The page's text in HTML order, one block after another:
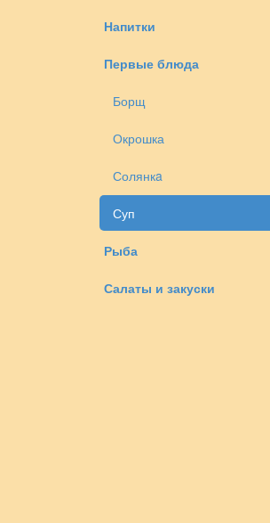
Напитки
Первые блюда
Борщ
Окрошка
Солянкa
Суп
Рыба
Салаты и закуски